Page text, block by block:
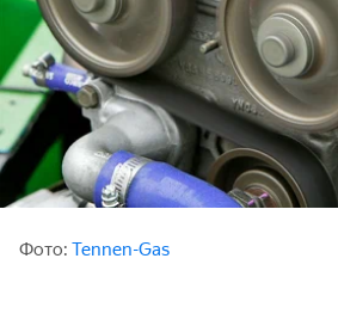
Фото: Tennen-Gas